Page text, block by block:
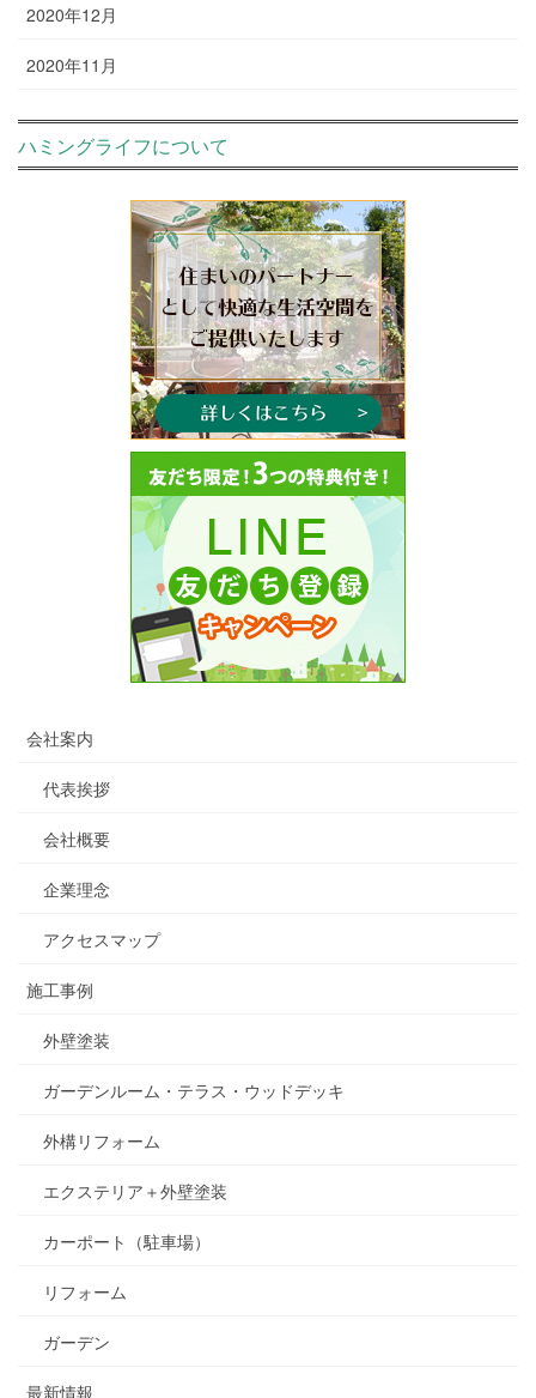
2020年12月
2020年11月
ハミングライフについて
会社案内
代表挨拶
会社概要
企業理念
アクセスマップ
施工事例
外壁塗装
ガーデンルーム・テラス・ウッドデッキ
外構リフォーム
エクステリア＋外壁塗装
カーポート（駐車場）
リフォーム
ガーデン
最新情報